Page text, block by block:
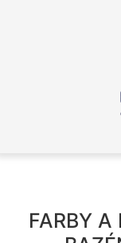
FARBY A